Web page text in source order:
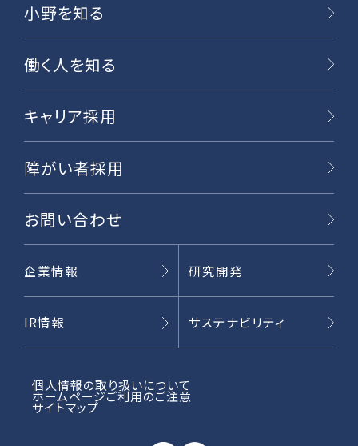
小野を知る
働く人を知る
キャリア採用
障がい者採用
お問い合わせ
企業情報 研究開発
IR情報 サステナビリティ
個人情報の取り扱いについて
ホームページご利用のご注意
サイトマップ